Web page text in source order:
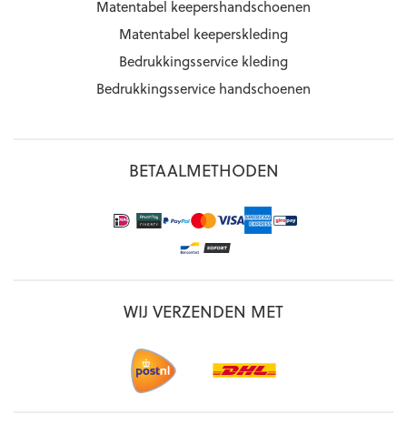
Matentabel keepershandschoenen
Matentabel keeperskleding
Bedrukkingsservice kleding
Bedrukkingsservice handschoenen
BETAALMETHODEN
WIJ VERZENDEN MET